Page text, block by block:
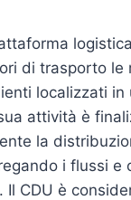
di trasporto le
localizzati in
attività è
la
i flussi e
Il CDU è